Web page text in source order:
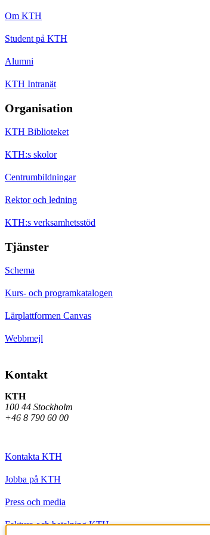
Om KTH
Student på KTH
Alumni
KTH Intranät
Organisation
KTH Biblioteket
KTH:s skolor
Centrumbildningar
Rektor och ledning
KTH:s verksamhetsstöd
Tjänster
Schema
Kurs- och programkatalogen
Lärplattformen Canvas
Webbmejl
Kontakt
KTH
100 44 Stockholm
+46 8 790 60 00
Kontakta KTH
Jobba på KTH
Press och media
Faktura och betalning KTH